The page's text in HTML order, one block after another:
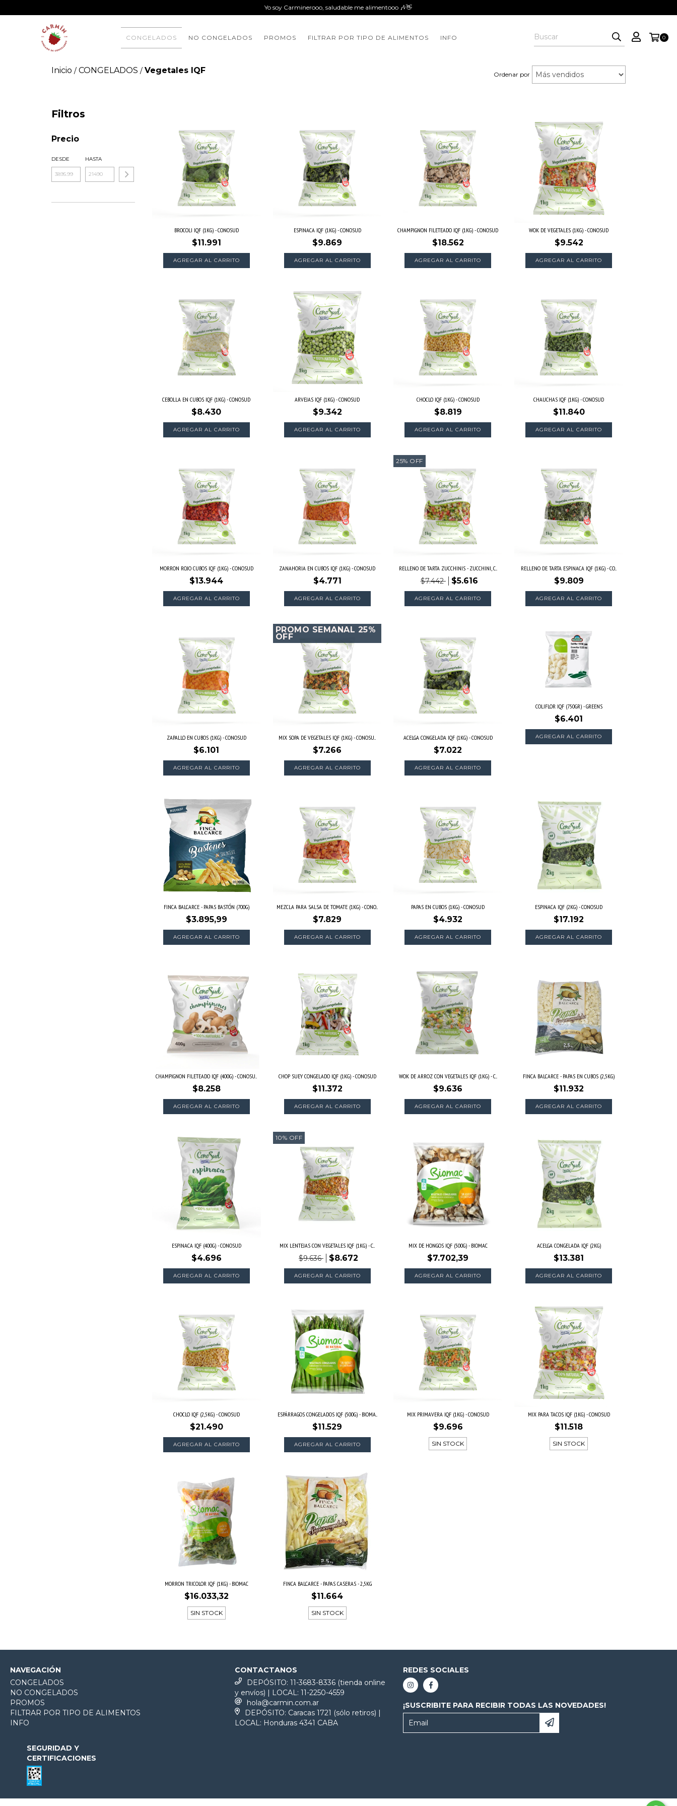
Yo soy Carminerooo, saludable me alimentooo 🎶👋
CONGELADOS NO CONGELADOS PROMOS FILTRAR POR TIPO DE ALIMENTOS INFO 0
Inicio / CONGELADOS / Vegetales IQF Ordenar por
Filtros
Precio
DESDE HASTA
BROCOLI IQF (1KG) - CONOSUD
$11.991
AGREGAR AL CARRITO
ESPINACA IQF (1KG) - CONOSUD
$9.869
CHAMPIGNON FILETEADO IQF (1KG) - CONOSUD
$18.562
WOK DE VEGETALES (1KG) - CONOSUD
$9.542
CEBOLLA EN CUBOS IQF (1KG) - CONOSUD
$8.430
AGREGAR AL CARRITO
ARVEJAS IQF (1KG) - CONOSUD
$9.342
AGREGAR AL CARRITO
CHOCLO IQF (1KG) - CONOSUD
$8.819
CHAUCHAS IQF (1KG) - CONOSUD
$11.840
AGREGAR AL CARRITO
MORRON ROJO CUBOS IQF (1KG) - CONOSUD
$13.944
AGREGAR AL CARRITO
ZANAHORIA EN CUBOS IQF (1KG) - CONOSUD
$4.771
AGREGAR AL CARRITO
25% OFF
RELLENO DE TARTA ZUCCHINIS - ZUCCHINI, C...
$7.442 $5.616
RELLENO DE TARTA ESPINACA IQF (1KG) - CO...
$9.809
ZAPALLO EN CUBOS (1KG) - CONOSUD
$6.101
AGREGAR AL CARRITO
PROMO SEMANAL 25%
OFF
MIX SOPA DE VEGETALES IQF (1KG) - CONOSU...
$7.266
ACELGA CONGELADA IQF (1KG) - CONOSUD
$7.022
COLIFLOR IQF (750GR) - GREENS
$6.401
FINCA BALCARCE - PAPAS BASTÓN (700G)
$3.895,99
MEZCLA PARA SALSA DE TOMATE (1KG) - CONO...
$7.829
PAPAS EN CUBOS (1KG) - CONOSUD
$4.932
ESPINACA IQF (2KG) - CONOSUD
$17.192
AGREGAR AL CARRITO
CHAMPIGNON FILETEADO IQF (400G) - CONOSU...
$8.258
CHOP SUEY CONGELADO IQF (1KG) - CONOSUD
$11.372
WOK DE ARROZ CON VEGETALES IQF (1KG) - C...
$9.636
FINCA BALCARCE - PAPAS EN CUBOS (2,5KG)
$11.932
ESPINACA IQF (400G) - CONOSUD
$4.696
10% OFF
MIX LENTEJAS CON VEGETALES IQF (1KG) - C...
$9.636 $8.672
AGREGAR AL CARRITO
MIX DE HONGOS IQF (500G) - BIOMAC
$7.702,39
ACELGA CONGELADA IQF (2KG)
$13.381
CHOCLO IQF (2,5KG) - CONOSUD
$21.490
ESPÁRRAGOS CONGELADOS IQF (500G) - BIOMA...
$11.529
MIX PRIMAVERA IQF (1KG) - CONOSUD
$9.696
SIN STOCK
MIX PARA TACOS IQF (1KG) - CONOSUD
$11.518
SIN STOCK
MORRON TRICOLOR IQF (1KG) - BIOMAC
$16.033,32
SIN STOCK
FINCA BALCARCE - PAPAS CASERAS - 2,5KG
$11.664
SIN STOCK
NAVEGACIÓN
CONGELADOS
NO CONGELADOS
PROMOS
FILTRAR POR TIPO DE ALIMENTOS
INFO
CONTACTANOS
DEPÓSITO: 11-3683-8336 (tienda online
y envíos) | LOCAL: 11-2250-4559
hola@carmin.com.ar
DEPÓSITO: Caracas 1721 (sólo retiros) |
LOCAL: Honduras 4341 CABA
REDES SOCIALES
¡SUSCRIBITE PARA RECIBIR TODAS LAS NOVEDADES!
SEGURIDAD Y
CERTIFICACIONES